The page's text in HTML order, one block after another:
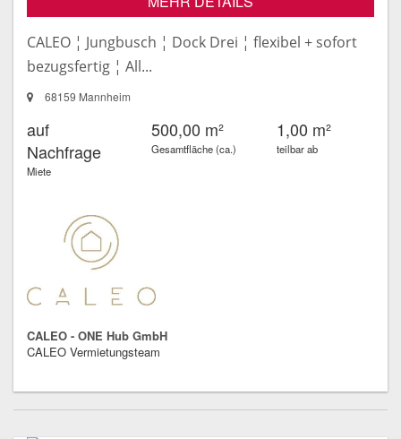
CALEO ¦ Jungbusch ¦ Dock Drei ¦ flexibel + sofort
bezugsfertig ¦ All...
68159 Mannheim
auf
Nachfrage
Miete
500,00 m²
Gesamtfläche (ca.)
1,00 m²
teilbar ab
CALEO - ONE Hub GmbH
CALEO Vermietungsteam